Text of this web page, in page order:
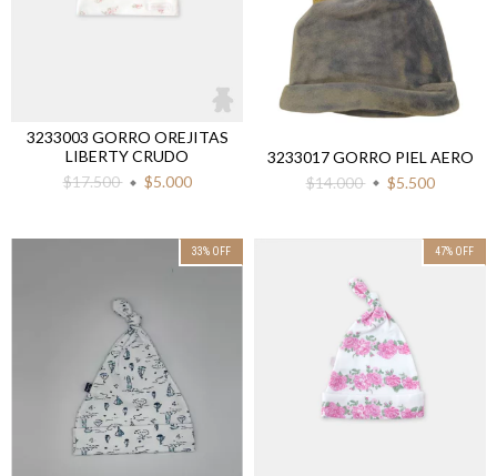
3233003 GORRO OREJITAS
LIBERTY CRUDO
$17.500
$5.000
3233017 GORRO PIEL AERO
$14.000
$5.500
33% OFF 47% OFF